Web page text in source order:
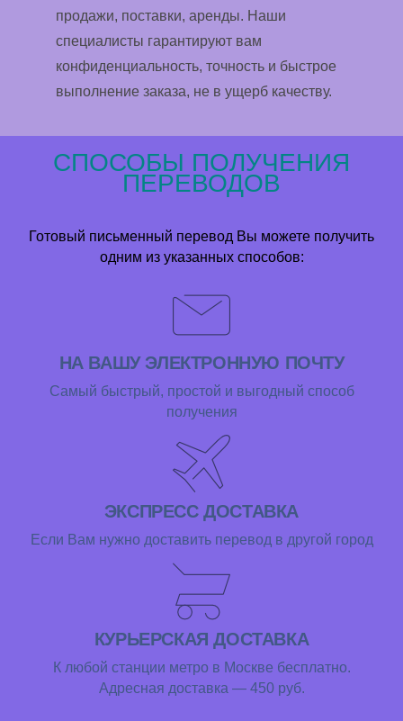
продажи, поставки, аренды. Наши
специалисты гарантируют вам
конфиденциальность, точность и быстрое
выполнение заказа, не в ущерб качеству.
СПОСОБЫ ПОЛУЧЕНИЯ
ПЕРЕВОДОВ
Готовый письменный перевод Вы можете получить
одним из указанных способов:
НА ВАШУ ЭЛЕКТРОННУЮ ПОЧТУ
Самый быстрый, простой и выгодный способ
получения
ЭКСПРЕСС ДОСТАВКА
Если Вам нужно доставить перевод в другой город
КУРЬЕРСКАЯ ДОСТАВКА
К любой станции метро в Москве бесплатно.
Адресная доставка — 450 руб.